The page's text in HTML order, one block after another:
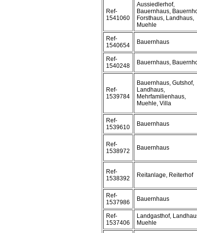
Ref-
1541060
Aussiedlerhof,
Bauernhaus,
Forsthaus, Landhaus,
Muehle
Ref-
1540654
Bauernhaus
Ref-
1540248
Bauernhaus,
Ref-
1539784
Bauernhaus, Gutshof,
Landhaus,
Mehrfamilienhaus,
Muehle, Villa
Ref-
1539610
Bauernhaus
Ref-
1538972
Bauernhaus
Ref-
1538392
Reitanlage, Reiterhof
Ref-
1537986
Bauernhaus
Ref-
1537406
Landgasthof,
Muehle